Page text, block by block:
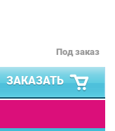
Под заказ
ЗАКАЗАТЬ